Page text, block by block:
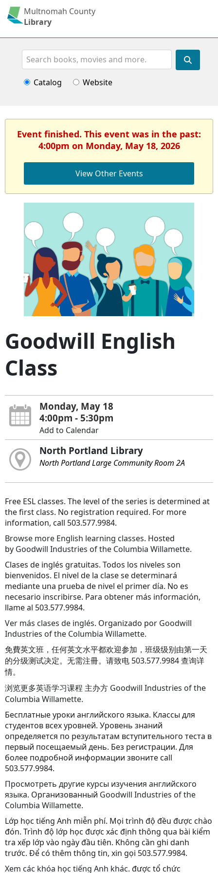
Multnomah County
Library
Search
Catalog Website
Event finished. This event was in the past:
4:00pm on Monday, May 18, 2026
View Other Events
Goodwill English
Class
Monday, May 18
4:00pm - 5:30pm
Add to Calendar
North Portland Library
North Portland Large Community Room 2A
Free ESL classes. The level of the series is determined at
the first class. No registration required. For more
information, call 503.577.9984.
Browse more English learning classes. Hosted
by Goodwill Industries of the Columbia Willamette.
Clases de inglés gratuitas. Todos los niveles son
bienvenidos. El nivel de la clase se determinará
mediante una prueba de nivel el primer día. No es
necesario inscribirse. Para obtener más información,
llame al 503.577.9984.
Ver más clases de inglés. Organizado por Goodwill
Industries of the Columbia Willamette.
免費英文班，任何英文水平都欢迎参加，班级级别由第一天
的分级测试决定。无需注冊。请致电 503.577.9984 查询详
情。
浏览更多英语学习课程 主办方 Goodwill Industries of the
Columbia Willamette.
Бесплатные уроки английского языка. Классы для
студентов всех уровней. Уровень знаний
определяется по результатам вступительного теста в
первый посещаемый день. Без регистрации. Для
более подробной информации звоните call
503.577.9984.
Просмотреть другие курсы изучения английского
языка. Oрганизованный Goodwill Industries of the
Columbia Willamette.
Lớp học tiếng Anh miễn phí. Mọi trình độ đều được chào
đón. Trình độ lớp học được xác định thông qua bài kiểm
tra xếp lớp vào ngày đầu tiên. Không cần ghi danh
trước. Để có thêm thông tin, xin gọi 503.577.9984.
Xem các khóa học tiếng Anh khác. được tổ chức